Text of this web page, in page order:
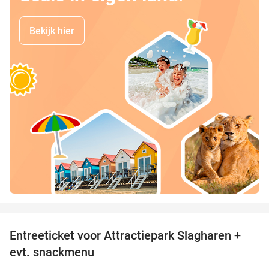
Bekijk hier
41%
Entreeticket voor Attractiepark Slagharen +
evt. snackmenu